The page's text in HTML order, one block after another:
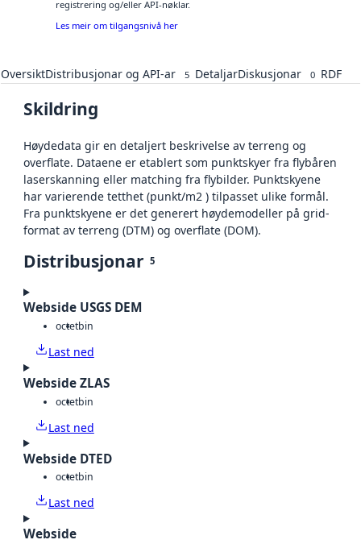
registrering og/eller API-nøklar.
Les meir om tilgangsnivå her
OversiktDistribusjonar og API-ar 5 DetaljarDiskusjonar 0 RDF
Skildring
Høydedata gir en detaljert beskrivelse av terreng og
overflate. Dataene er etablert som punktskyer fra flybåren
laserskanning eller matching fra flybilder. Punktskyene
har varierende tetthet (punkt/m2 ) tilpasset ulike formål.
Fra punktskyene er det generert høydemodeller på grid-
format av terreng (DTM) og overflate (DOM).
Distribusjonar 5
Webside USGS DEM
octetbin
Last ned
Webside ZLAS
octetbin
Last ned
Webside DTED
octetbin
Last ned
Webside